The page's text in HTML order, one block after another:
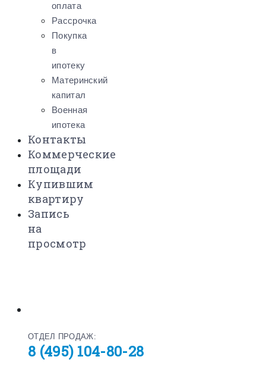
оплата
Рассрочка
Покупка
в
ипотеку
Материнский
капитал
Военная
ипотека
Контакты
Коммерческие
площади
Купившим
квартиру
Запись
на
просмотр
ОТДЕЛ ПРОДАЖ:
8 (495) 104-80-28